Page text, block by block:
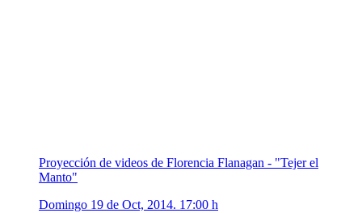
Proyección de videos de Florencia Flanagan - "Tejer el
Manto"
Domingo 19 de Oct, 2014. 17:00 h